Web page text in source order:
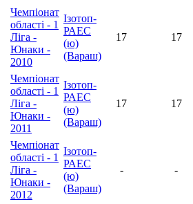
Чемпіонат
області - 1
Ліга -
Юнаки -
2010
Ізотоп-
РАЕС
(ю)
(Вараш)
17 17
Чемпіонат
області - 1
Ліга -
Юнаки -
2011
Ізотоп-
РАЕС
(ю)
(Вараш)
17 17
Чемпіонат
області - 1
Ліга -
Юнаки -
2012
Ізотоп-
РАЕС
(ю)
(Вараш)
- -